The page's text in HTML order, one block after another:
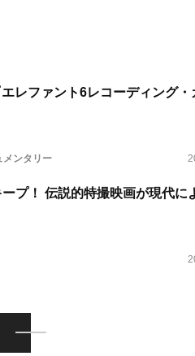
レファント6レコーディング・
メンタリー
プ！ 伝説的特撮映画が現代に